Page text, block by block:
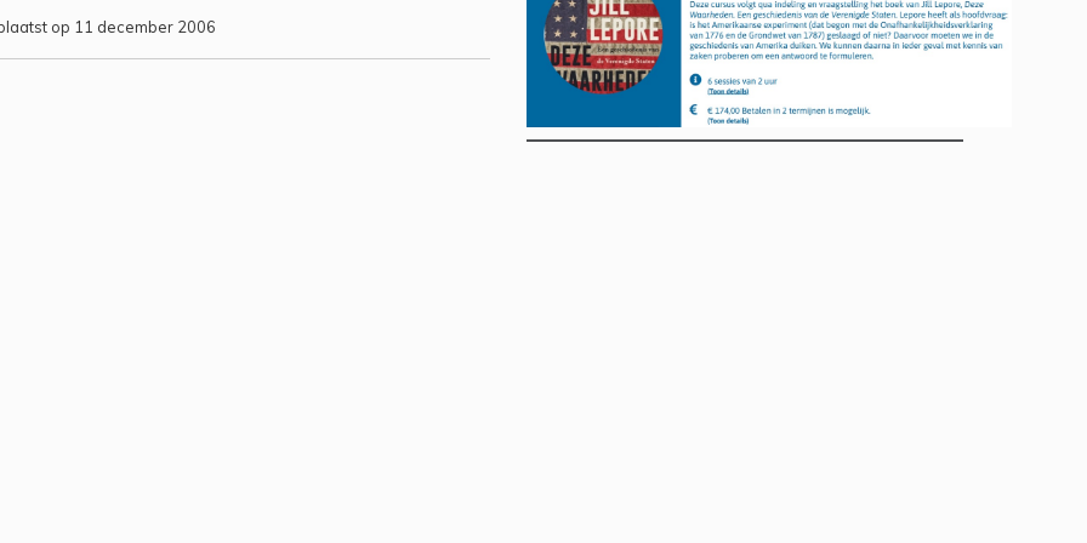
op 11 december 2006